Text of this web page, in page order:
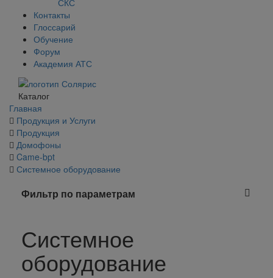
СКС
Контакты
Глоссарий
Обучение
Форум
Академия АТС
Каталог
Главная
Продукция и Услуги
Продукция
Домофоны
Came-bpt
Системное оборудование
Фильтр по параметрам
Системное
оборудование